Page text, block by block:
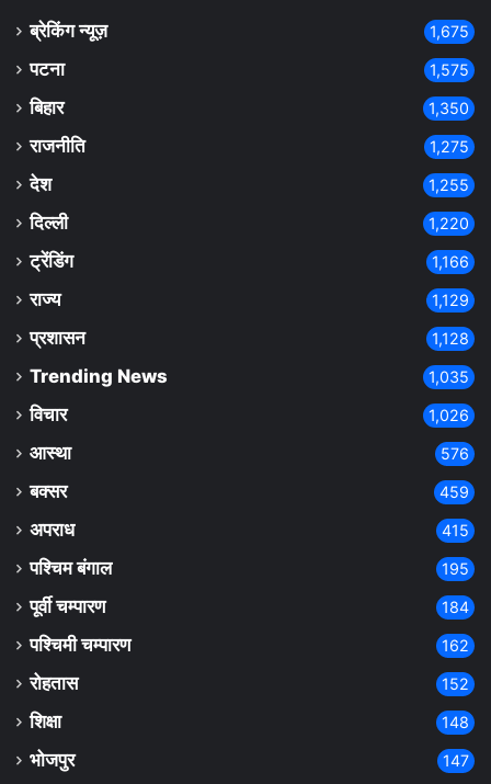
ब्रेकिंग न्यूज़ 1,675
पटना 1,575
बिहार 1,350
राजनीति 1,275
देश 1,255
दिल्ली 1,220
ट्रेंडिंग 1,166
राज्य 1,129
प्रशासन 1,128
Trending News 1,035
विचार 1,026
आस्था 576
बक्सर 459
अपराध 415
पश्चिम बंगाल 195
पूर्वी चम्पारण 184
पश्चिमी चम्पारण 162
रोहतास 152
शिक्षा 148
भोजपुर 147